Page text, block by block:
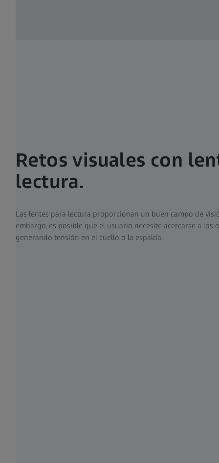
Retos visuales con
lectura.
Las lentes para lectura proporcionan un buen campo de
embargo, es posible que el usuario necesite acercarse a los
generando tensión en el cuello o la espalda.